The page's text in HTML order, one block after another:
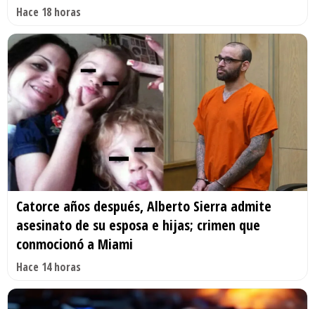
Hace 18 horas
Catorce años después, Alberto Sierra admite
asesinato de su esposa e hijas; crimen que
conmocionó a Miami
Hace 14 horas